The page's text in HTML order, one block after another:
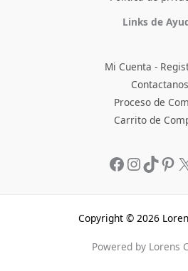
Links de
Mi Cuenta -
Contactanos
Proceso de
Carrito de
Facebook
Copyright © 2026
Powered by Lorens